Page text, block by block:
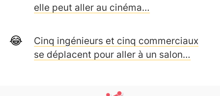
elle peut aller au cinéma…
Cinq ingénieurs et cinq commerciaux
se déplacent pour aller à un salon…